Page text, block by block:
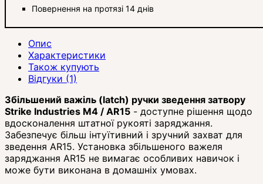
Повернення на протязі 14 днів
Опис
Характеристики
Також купують
Відгуки (1)
Збільшений важіль (latch) ручки зведення затвору
Strike Industries M4 / AR15 - доступне рішення щодо
вдосконалення штатної рукояті заряджання.
Забезпечує більш інтуїтивний і зручний захват для
зведення AR15. Установка збільшеного важеля
заряджання AR15 не вимагає особливих навичок і
може бути виконана в домашніх умовах.